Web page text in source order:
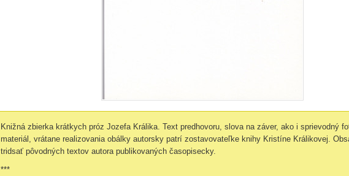
Knižná zbierka krátkych próz Jozefa Králika. Text predhovoru, slova na záver, ako i sprievodný
materiál, vrátane realizovania obálky autorsky patrí zostavovateľke knihy Kristíne Králikovej.
tridsať pôvodných textov autora publikovaných časopisecky.
***